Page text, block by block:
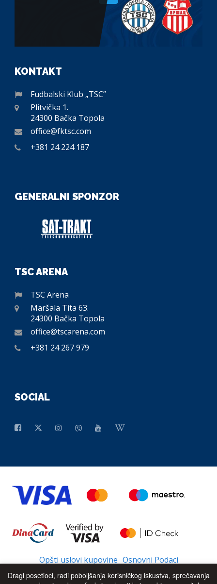
KONTAKT
Fudbalski Klub „TSC”
Plitvička 1.
24300 Bačka Topola
office@fktsc.com
+381 24 224 187
GENERALNI SPONZOR
TSC ARENA
TSC Arena
Maršala Tita 63.
24300 Bačka Topola
office@tscarena.com
+381 24 267 979
SOCIAL
Opšti uslovi kupovine Osnovni Podaci
Dragi posetioci, radi poboljšanja korisničkog iskustva, sprečavanja